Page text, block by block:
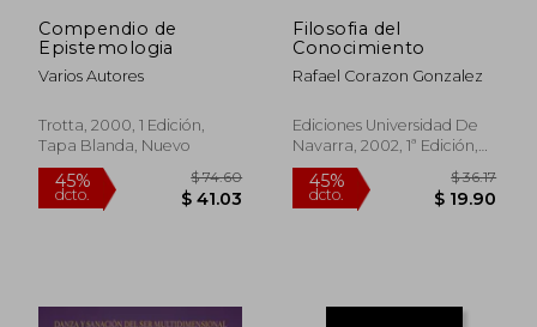
Compendio de
Epistemologia
Varios Autores
Trotta, 2000, 1 Edición,
Tapa Blanda, Nuevo
Filosofia del
Conocimiento
Rafael Corazon Gonzalez
Ediciones Universidad De
Navarra, 2002, 1ª Edición,
Tapa Blanda, Nuevo